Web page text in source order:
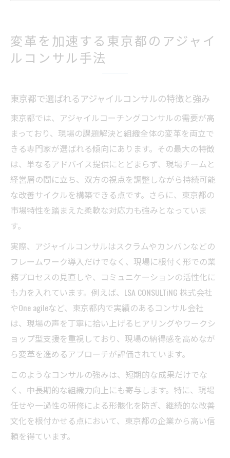
導入法
継続的改善を実現する東京都のコンサル手
の流れ
コンサル実績が生むアジャイル導入の成功要因
コンサル実績に裏打ちされた成功事例のポ
東京都の組織課題を解決するコンサルの活
用法
アジャイル導入で成果を生むコンサルの視
現場に根付くアジャイル文化とコンサルの
コンサル実績から学ぶ導入フェーズの最適
化方法
現場定着を支える伴走型コンサルの魅力
伴走型コンサルが東京都で選ばれる理由を
解説
現場に寄り添うコンサルの定着支援アプロ
ーチ
東京都の組織変革に効く伴走型コンサルの
実践
コンサルが現場と経営層をつなぐ伴走支援
とは
変革を加速する東京都のアジャイ
ルコンサル手法
東京都で選ばれるアジャイルコンサルの特徴と強み
東京都では、アジャイルコーチングコンサルの需要が高
まっており、現場の課題解決と組織全体の変革を両立で
きる専門家が選ばれる傾向にあります。その最大の特徴
は、単なるアドバイス提供にとどまらず、現場チームと
経営層の間に立ち、双方の視点を調整しながら持続可能
な改善サイクルを構築できる点です。さらに、東京都の
市場特性を踏まえた柔軟な対応力も強みとなっていま
す。
実際、アジャイルコンサルはスクラムやカンバンなどの
フレームワーク導入だけでなく、現場に根付く形での業
務プロセスの見直しや、コミュニケーションの活性化に
も力を入れています。例えば、LSA CONSULTiNG 株式会社
やOne agileなど、東京都内で実績のあるコンサル会社
は、現場の声を丁寧に拾い上げるヒアリングやワークシ
ョップ型支援を重視しており、現場の納得感を高めなが
ら変革を進めるアプローチが評価されています。
このようなコンサルの強みは、短期的な成果だけでな
く、中長期的な組織力向上にも寄与します。特に、現場
任せや一過性の研修による形骸化を防ぎ、継続的な改善
文化を根付かせる点において、東京都の企業から高い信
頼を得ています。